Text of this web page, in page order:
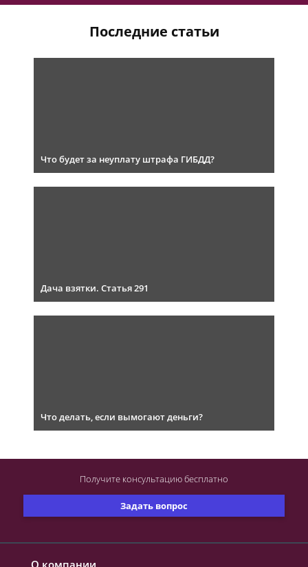
Последние статьи
Что будет за неуплату штрафа ГИБДД?
Дача взятки. Статья 291
Что делать, если вымогают деньги?
О компании
Задать вопрос
Получите консультациюбесплатно